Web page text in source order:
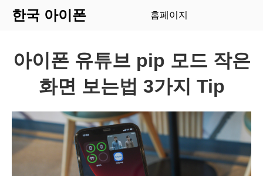
한국 아이폰 홈페이지
아이폰 유튜브 pip 모드 작은
화면 보는법 3가지 Tip